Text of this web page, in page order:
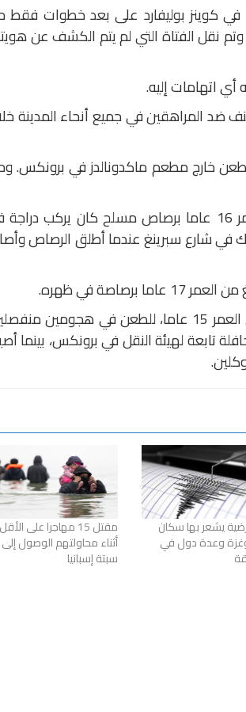
في كوينز بوليفارد على بعد خطوات فقط
قبل الساعة 9:30 مساء بقليل. وتم نقل الفتاة التي لم يتم الكشف عن
اتهامات إليه.
ضد المراهقين في جميع أنحاء المدينة
تعرض صبيان يبلغان من العمر 15 عاما للطعن خارج مطعم ماكدونالدز في
ويوم الثلاثاء، قتل لاعب الهوكي ماكي براون البالغ من العمر 16 عاما برصاص مسلح كان يركب
في شارع سبرينغ عندما أطلق الرصاص
في ظهره.
ويوم الثلاثاء أيضا، تعرض ثلاثة مراهقين جميعهم يبلغون من العمر 15 عاما، للطعن في هجومين
تابعة لهيئة النقل في برونكس، بينما
يشعر بها سكان
وعدة دول في
مقتل 15 مهاجرا على الأقل
أثناء محاولتهم الوصول إلى
سبتة إسبانيا